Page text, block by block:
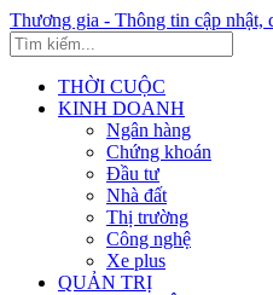
Thương gia - Thông tin cập nhật,
THỜI CUỘC
KINH DOANH
Ngân hàng
Chứng khoán
Đầu tư
Nhà đất
Thị trường
Công nghệ
Xe plus
QUẢN TRỊ